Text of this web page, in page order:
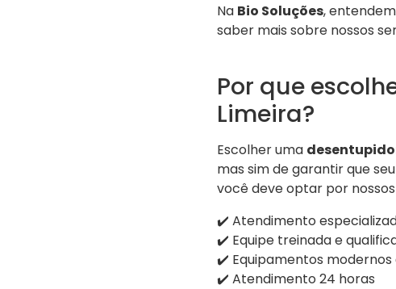
Na Bio Soluções,
saber mais sobre nossos
Por que
Limeira?
Escolher uma
mas sim de garantir que
você deve optar por
✔️ Atendimento
✔️ Equipe treinada e
✔️ Equipamentos modernos
✔️ Atendimento 24 horas